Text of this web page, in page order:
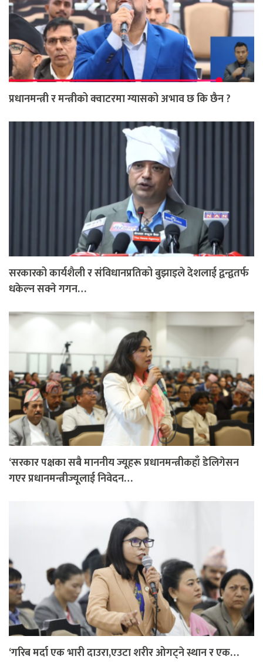
प्रधानमन्त्री र मन्त्रीको क्वाटरमा ग्यासको अभाव छ कि छैन ?
सरकारको कार्यशैली र संविधानप्रतिको बुझाइले देशलाई द्वन्द्वतर्फ
धकेल्न सक्ने गगन…
‘सरकार पक्षका सबै माननीय ज्यूहरू प्रधानमन्त्रीकहाँ डेलिगेसन
गएर प्रधानमन्त्रीज्यूलाई निवेदन…
‘गरिब मर्दा एक भारी दाउरा,एउटा शरीर ओगट्ने स्थान र एक…